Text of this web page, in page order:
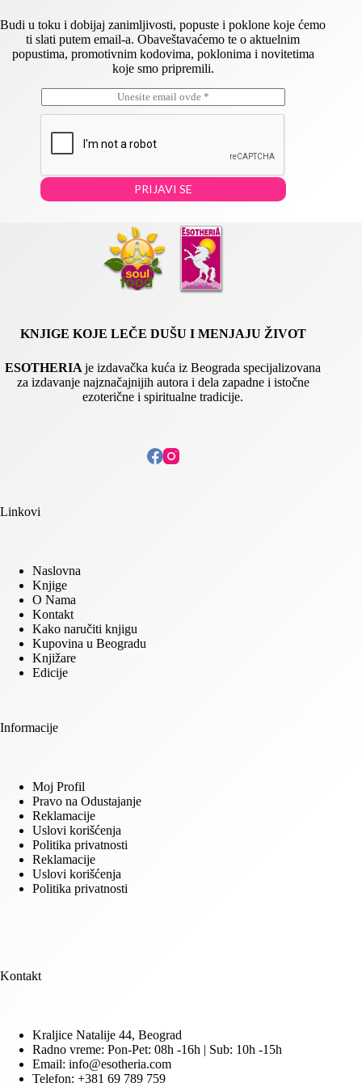
Budi u toku i dobijaj zanimljivosti, popuste i poklone koje ćemo
ti slati putem email-a. Obaveštavaćemo te o aktuelnim
popustima, promotivnim kodovima, poklonima i novitetima
koje smo pripremili.
m
m
m
PRIJAVI SE
KNJIGE KOJE LEČE DUŠU I MENJAJU ŽIVOT
ESOTHERIAje izdavačka kuća iz Beograda specijalizovana
za izdavanje najznačajnijih autora i dela zapadne i istočne
ezoterične i spiritualne tradicije.
Linkovi
Naslovna
Knjige
O Nama
Kontakt
Kako naručiti knjigu
Kupovina u Beogradu
Knjižare
Edicije
Informacije
Moj Profil
Pravo na Odustajanje
Reklamacije
Uslovi korišćenja
Politika privatnosti
Reklamacije
Uslovi korišćenja
Politika privatnosti
Kontakt
Kraljice Natalije 44, Beograd
Radno vreme: Pon-Pet: 08h -16h | Sub: 10h -15h
Email: info@esotheria.com
Telefon: +381 69 789 759